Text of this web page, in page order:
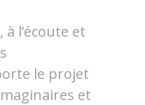
l’écoute et
le projet
et